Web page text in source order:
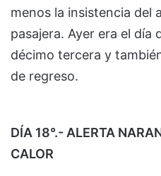
menos la insistencia del
pasajera. Ayer era el día
décimo tercera y
de regreso.
DÍA 18°.- ALERTA
CALOR